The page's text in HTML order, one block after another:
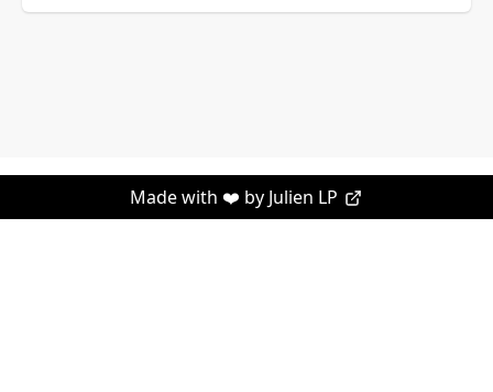
Made with ❤️ by Julien LP